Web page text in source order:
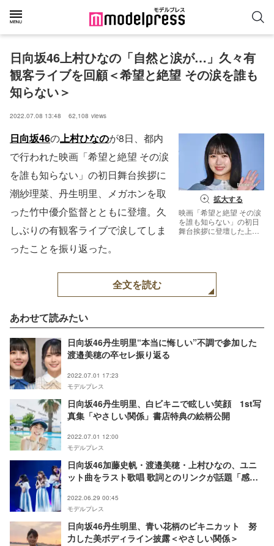
日向坂46上村ひなの「自然と涙が…」久々有
観客ライブを回顧＜希望と絶望 その涙を誰も
知らない＞
2022.07.08 13:48 62,108 views
拡大する
映画「希望と絶望 その涙
を誰も知らない」の初日
舞台挨拶に登壇した上村
日向坂46の上村ひなのが8日、都内
で行われた映画「希望と絶望 その涙
を誰も知らない」の初日舞台挨拶に
潮紗理菜、丹生明里、メガホンを取
った竹中優介監督とともに登壇。久
しぶりの有観客ライブで涙してしま
ったことを振り返った。
全文を読む
あわせて読みたい
日向坂46丹生明里“本当に悔しい”不調で参加した
渡邉美穂の卒セレ振り返る
2022.07.01 17:23
モデルプレス
日向坂46丹生明里、白ビキニで眩しい笑顔 1st写
真集「やさしい関係」書店特典の絵柄公開
2022.07.01 12:00
モデルプレス
日向坂46加藤史帆・渡邉美穂・上村ひなの、ユニ
ット曲をラスト歌唱 歌詞とのリンクが話題「感動
2022.06.29 00:45
モデルプレス
日向坂46丹生明里、青い花柄のビキニカット 努
力した美ボディライン披露＜やさしい関係＞